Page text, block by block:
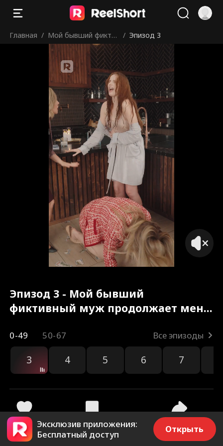
Главная / Мой бывший фикти
вный муж продолжа
ет меня преследова
ть
/ Эпизод 3
Эпизод 3 - Мой бывший
фиктивный муж продолжает меня
0-49 50-67 Все эпизоды
3 4 5 6 7
372 1.4k Поделиться
Эксклюзив приложения:
Бесплатный доступ
Открыть